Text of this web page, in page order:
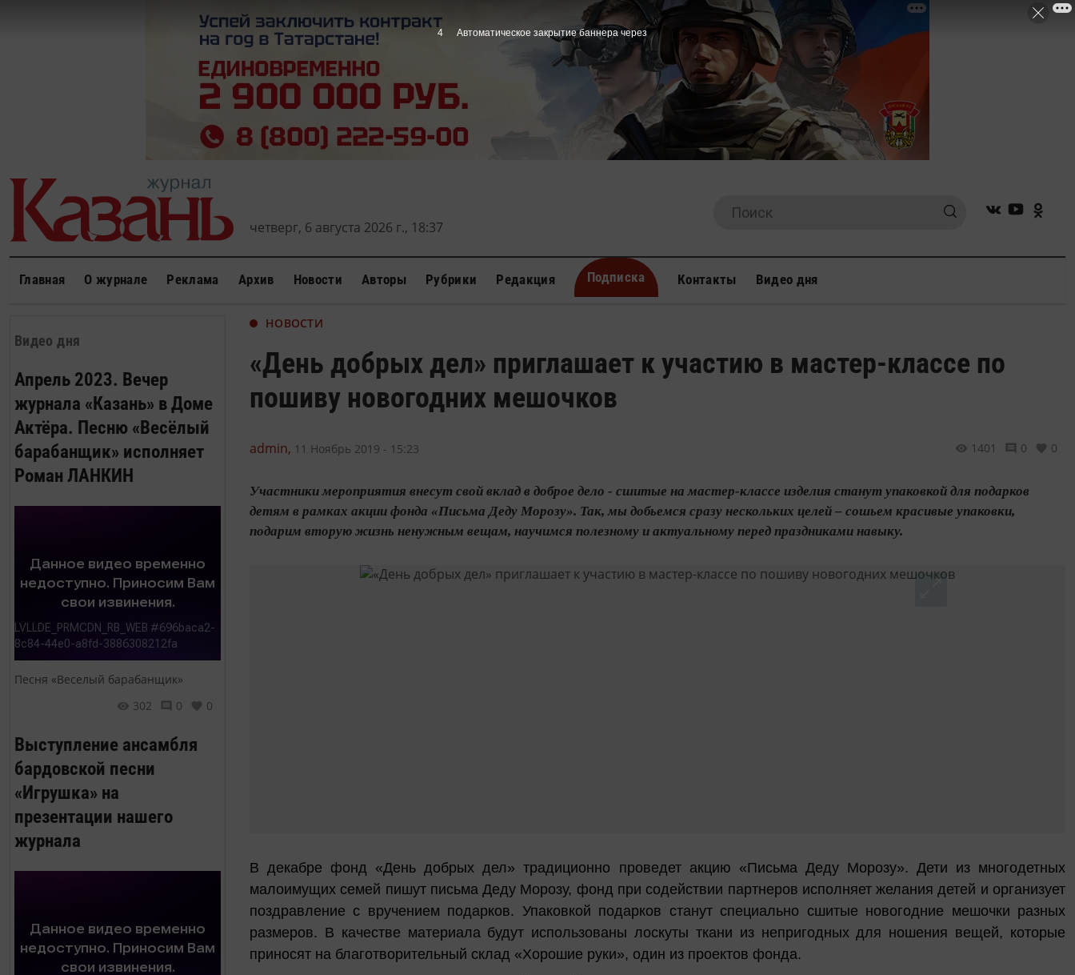
четверг, 6 августа 2026 г., 18:37
Главная О журнале Реклама Архив Новости Авторы Рубрики Редакция Подписка Контакты Видео дня
Видео дня
Апрель 2023. Вечер
журнала «Казань» в Доме
Актёра. Песню «Весёлый
барабанщик» исполняет
Роман ЛАНКИН
Песня «Веселый барабанщик»
302
0 0
Выступление ансамбля
бардовской песни
«Игрушка» на
презентации нашего
журнала
НОВОСТИ
«День добрых дел» приглашает к участию в мастер-классе по
пошиву новогодних мешочков
admin, 11 Ноябрь 2019 - 15:23 1401 0 0
Участники мероприятия внесут свой вклад в доброе дело - сшитые на мастер-классе изделия станут упаковкой для подарков
детям в рамках акции фонда «Письма Деду Морозу». Так, мы добьемся сразу нескольких целей – сошьем красивые упаковки,
подарим вторую жизнь ненужным вещам, научимся полезному и актуальному перед праздниками навыку.
В декабре фонд «День добрых дел» традиционно проведет акцию «Письма Деду Морозу». Дети из многодетных
малоимущих семей пишут письма Деду Морозу, фонд при содействии партнеров исполняет желания детей и организует
поздравление с вручением подарков. Упаковкой подарков станут специально сшитые новогодние мешочки разных
размеров. В качестве материала будут использованы лоскуты ткани из непригодных для ношения вещей, которые
приносят на благотворительный склад «Хорошие руки», один из проектов фонда.
3 Автоматическое закрытие баннера через